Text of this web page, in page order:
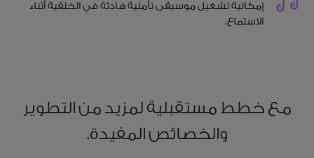
إمكانية تشغيل موسيقى تأملية هادئة في الخلفية أثناء
الاستماع.
مع خطط مستقبلية لمزيد من التطوير
والخصائص المفيدة.